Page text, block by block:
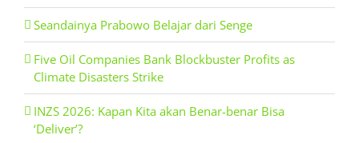
Seandainya Prabowo Belajar dari Senge
Five Oil Companies Bank Blockbuster Profits as
Climate Disasters Strike
INZS 2026: Kapan Kita akan Benar-benar Bisa
‘Deliver’?